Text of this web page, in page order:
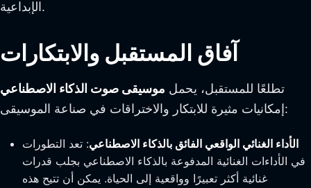
الإبداعية.
آفاق المستقبل والابتكارات
تطلعًا للمستقبل، يحمل موسيقى صوت الذكاء الاصطناعي
إمكانيات مثيرة للابتكار والاختراقات في صناعة الموسيقى:
الأداء الغنائي الواقعي الفائق بالذكاء الاصطناعي: تعد التطورات
في الأداءات الغنائية المدفوعة بالذكاء الاصطناعي بجلب قدرات
غنائية أكثر تعبيرًا وواقعية إلى الحياة. يمكن أن تتيح هذه